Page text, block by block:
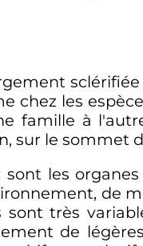
chez les
famille à
sur le sommet
sont les
de
sont très
de